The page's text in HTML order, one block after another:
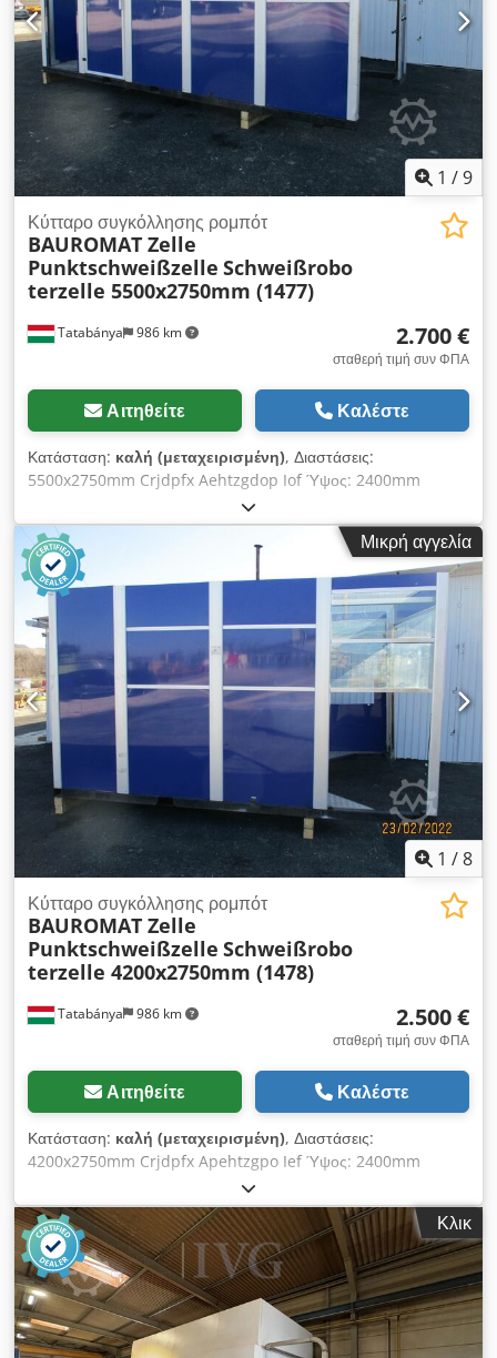
1 /9
Tatabánya 986 km
Κύτταρο συγκόλλησης ρομπότ
BAUROMAT Zelle
Punktschweißzelle Schweißrobo
terzelle 5500x2750mm (1477)
2.700 €
σταθερή τιμή συν ΦΠΑ
Αιτηθείτε Καλέστε
Κατάσταση: καλή (μεταχειρισμένη), Διαστάσεις:
5500x2750mm Crjdpfx Aehtzgdop Iof Ύψος: 2400mm
Μικρή αγγελία
1 /8
Tatabánya 986 km
Κύτταρο συγκόλλησης ρομπότ
BAUROMAT Zelle
Punktschweißzelle Schweißrobo
terzelle 4200x2750mm (1478)
2.500 €
σταθερή τιμή συν ΦΠΑ
Αιτηθείτε Καλέστε
Κατάσταση: καλή (μεταχειρισμένη), Διαστάσεις:
4200x2750mm Crjdpfx Apehtzgpo Ief Ύψος: 2400mm
Κλικ